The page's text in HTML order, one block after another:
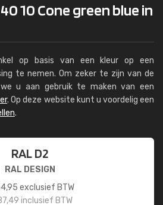
10 Cone green blue in
op basis van een kleur op een
te nemen. Om zeker te zijn van de
we u aan gebruik te maken van een
. Op deze website kunt u voordelig een
.
RAL D2
RAL DESIGN
exclusief BTW
inclusief BTW